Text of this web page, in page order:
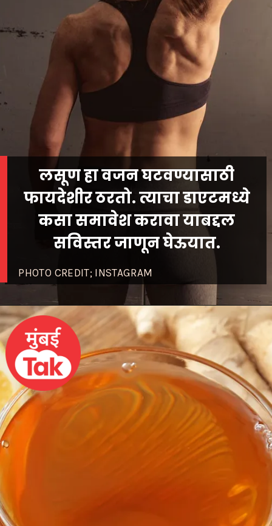
PHOTO CREDIT; INSTAGRAM
लसूण हा वजन घटवण्यासाठी
फायदेशीर ठरतो. त्याचा डाएटमध्ये
कसा समावेश करावा याबद्दल
सविस्तर जाणून घेऊयात.